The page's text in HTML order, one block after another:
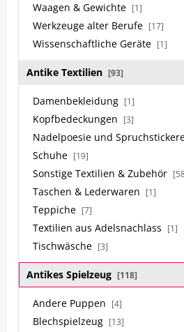
Waagen & Gewichte [1]
Werkzeuge alter Berufe [17]
Wissenschaftliche Geräte [1]
Antike Textilien [93]
Damenbekleidung [1]
Kopfbedeckungen [3]
Nadelpoesie und
Schuhe [19]
Sonstige Textilien & Zubehör
Taschen & Lederwaren [1]
Teppiche [7]
Textilien aus Adelsnachlass [1]
Tischwäsche [3]
Antikes Spielzeug [118]
Andere Puppen [4]
Blechspielzeug [13]